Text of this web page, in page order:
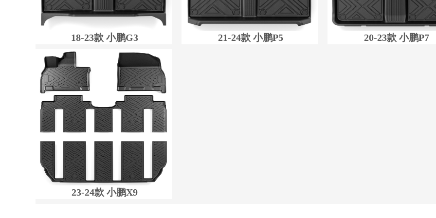
18-23款 小鹏G3 21-24款 小鹏P5 20-23款 小鹏P7
23-24款 小鹏X9